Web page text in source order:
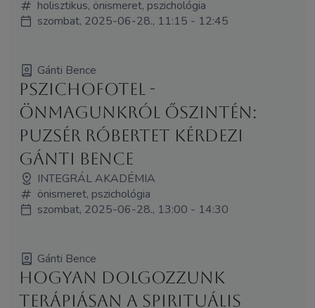
holisztikus, önismeret, pszichológia
szombat, 2025-06-28., 11:15 - 12:45
Gánti Bence
Pszichofotel -
Önmagunkról őszintén:
Puzsér Róbertet kérdezi
Gánti Bence
INTEGRÁL AKADÉMIA
önismeret, pszichológia
szombat, 2025-06-28., 13:00 - 14:30
Gánti Bence
Hogyan dolgozzunk
terápiásan a spirituális